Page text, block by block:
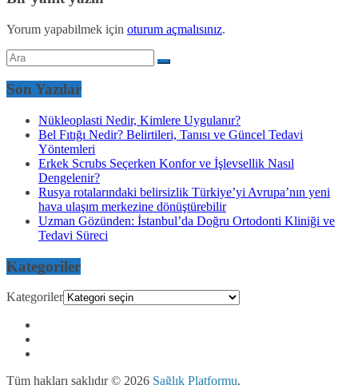
Yorum yapabilmek için oturum açmalısınız.
Son Yazılar
Nükleoplasti Nedir, Kimlere Uygulanır?
Bel Fıtığı Nedir? Belirtileri, Tanısı ve Güncel Tedavi
Yöntemleri
Erkek Scrubs Seçerken Konfor ve İşlevsellik Nasıl
Dengelenir?
Rusya rotalarındaki belirsizlik Türkiye’yi Avrupa’nın yeni
hava ulaşım merkezine dönüştürebilir
Uzman Gözünden: İstanbul’da Doğru Ortodonti Kliniği ve
Tedavi Süreci
Kategoriler
Kategoriler
Tüm hakları saklıdır © 2026 Sağlık Platformu.